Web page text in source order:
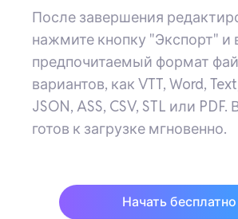
После завершения
нажмите кнопку "Экспорт" и
предпочитаемый формат
вариантов, как VTT, Word,
JSON, ASS, CSV, STL или
готов к загрузке мгновенно.
Начать бесплатно